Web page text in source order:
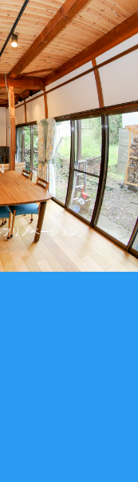
リノベーション